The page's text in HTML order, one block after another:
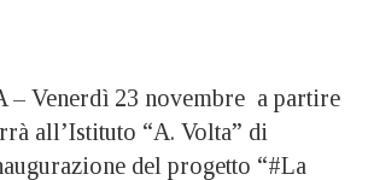
– Venerdì 23 novembre a partire
all’Istituto “A. Volta” di
del progetto “#La